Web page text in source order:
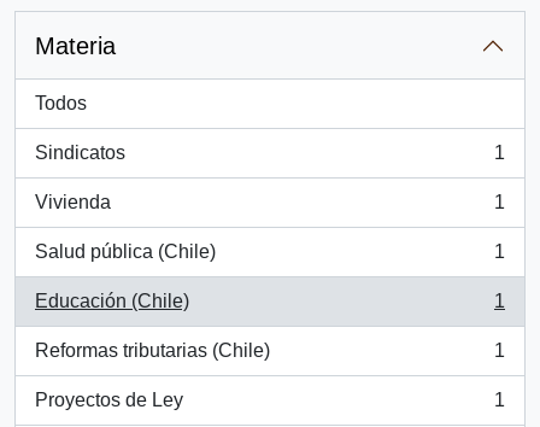
Materia
Todos
Sindicatos
, 1 resultados
1
Vivienda
, 1 resultados
1
Salud pública (Chile)
, 1 resultados
1
Educación (Chile)
, 1 resultados
1
Reformas tributarias (Chile)
, 1 resultados
1
Proyectos de Ley
, 1 resultados
1